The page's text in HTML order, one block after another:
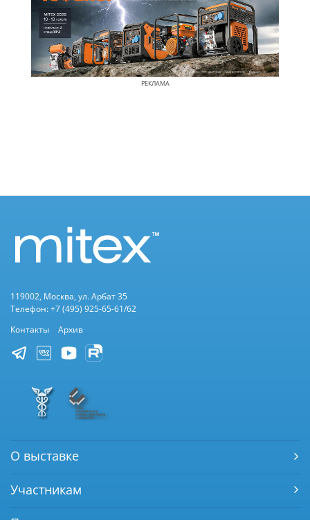
РЕКЛАМА
119002, Москва, ул. Арбат 35
Телефон: +7 (495) 925-65-61/62
Контакты
Архив
О выставке
Участникам